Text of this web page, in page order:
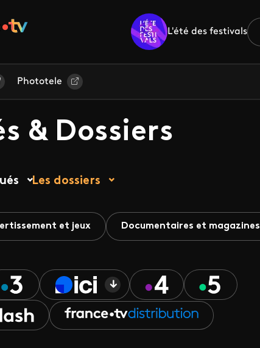
L'été des festivals
Phototele
& Dossiers
Les dossiers
et jeux Documentaires et magazines